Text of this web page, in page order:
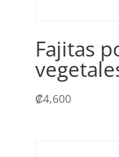
Fajitas
₡4,600